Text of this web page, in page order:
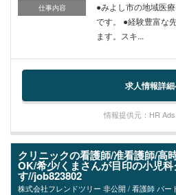
仕事内容
●みよし市の地域医
です。 ●経験豊富な
ます。スキ...
求人情報詳
情報提供元：HR
クリニックの看護師/准看護師/高
OK/希少/くまさんが目印の小児
す//job823802
株式会社フレンドツリー 非公開 / 看護師 パー